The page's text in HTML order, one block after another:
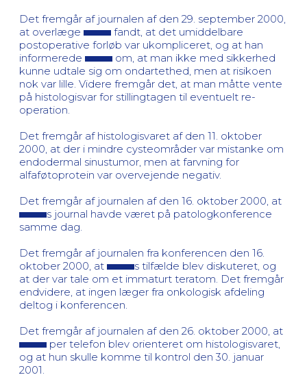
Det fremgår af journalen af den 29. september 2000,
at overlæge
fandt, at det umiddelbare
postoperative forløb var ukompliceret, og at han
informerede
om, at man ikke med sikkerhed
kunne udtale sig om ondartethed, men at risikoen
nok var lille. Videre fremgår det, at man måtte vente
på histologisvar for stillingtagen til eventuelt re-
operation.
Det fremgår af histologisvaret af den 11. oktober
2000, at der i mindre cysteområder var mistanke om
endodermal sinustumor, men at farvning for
alfaføtoprotein var overvejende negativ.
Det fremgår af journalen af den 16. oktober 2000, at
s journal havde været på patologkonference
samme dag.
Det fremgår af journalen fra konferencen den 16.
oktober 2000, at
s tilfælde blev diskuteret, og
at der var tale om et immaturt teratom. Det fremgår
endvidere, at ingen læger fra onkologisk afdeling
deltog i konferencen.
Det fremgår af journalen af den 26. oktober 2000, at
per telefon blev orienteret om histologisvaret,
og at hun skulle komme til kontrol den 30. januar
2001.